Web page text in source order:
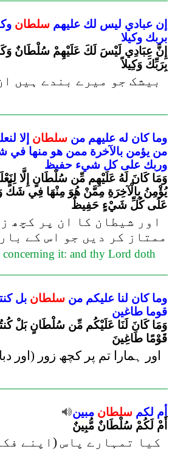
إن عبادي ليس لك عليهم سلطان
بربك وكيلا
إِنَّ عِبَادِي لَيْسَ لَكَ عَلَيْهِمْ سُلْطَانٌ
بِرَبِّكَ وَكِيلاً
بیشک جو میرے بندے ہیں
وما كان له عليهم من سلطان إلا
من يؤمن بالآخرة ممن هو منها في
وربك على كل شيء حفيظ
وَمَا كَانَ لَهُ عَلَيْهِم مِّن سُلْطَانٍ إِلَّا
يُؤْمِنُ بِالْآخِرَةِ مِمَّنْ هُوَ مِنْهَا فِي شَكٍّ
عَلَى كُلِّ شَيْءٍ حَفِيظٌ
اور شیطان کا ان پر کچھ
ممتاز کر دیں جو اس کے
it: and thy Lord doth
وما كان لنا عليكم من سلطان بل
قوما طاغين
وَمَا كَانَ لَنَا عَلَيْكُم مِّن سُلْطَانٍ بَلْ
قَوْمًا طَاغِينَ
اور ہمارا تم پر کچھ زور (اور
أم لكم سلطان مبين
أَمْ لَكُمْ سُلْطَانٌ مُّبِينٌ
کیا تمہارے پاس (اپنے